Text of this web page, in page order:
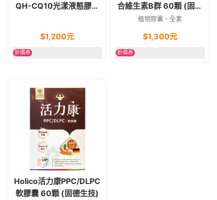
QH-CQ10光漾液態膠囊
$1,200元
折價券
合維生素B群 60顆 (固德
生技) 維他命B群 素食可
植物膠囊、全素
$1,300元
折價券
Holico活力康PPC/DLPC
軟膠囊 60顆 (固德生技)